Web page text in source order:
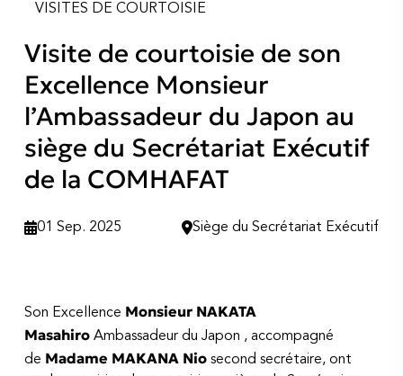
VISITES DE COURTOISIE
Visite de courtoisie de son
Excellence Monsieur
l’Ambassadeur du Japon au
siège du Secrétariat Exécutif
de la COMHAFAT
01 Sep. 2025 Siège du Secrétariat Exécutif
Son Excellence Monsieur NAKATA
MasahiroAmbassadeur du Japon , accompagné
de Madame MAKANA Niosecond secrétaire, ont